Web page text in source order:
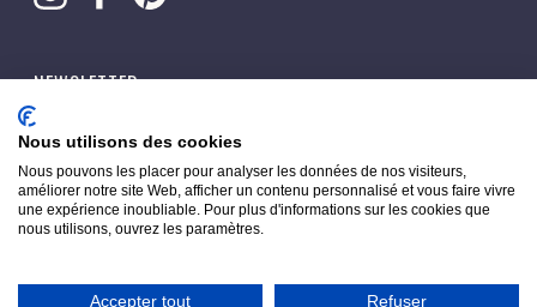
NEWSLETTER
Nous utilisons des cookies
Nous pouvons les placer pour analyser les données de nos visiteurs,
améliorer notre site Web, afficher un contenu personnalisé et vous faire vivre
une expérience inoubliable. Pour plus d'informations sur les cookies que
nous utilisons, ouvrez les paramètres.
Accepter tout Refuser